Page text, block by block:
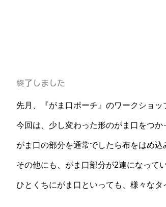
終了しました
先月、『がま口ポーチ』のワークショッ
今回は、少し変わった形のがま口をつか
がま口の部分を通常でしたら布をはめ
その他にも、がま口部分が2連になって
ひとくちにがま口といっても、様々なタ